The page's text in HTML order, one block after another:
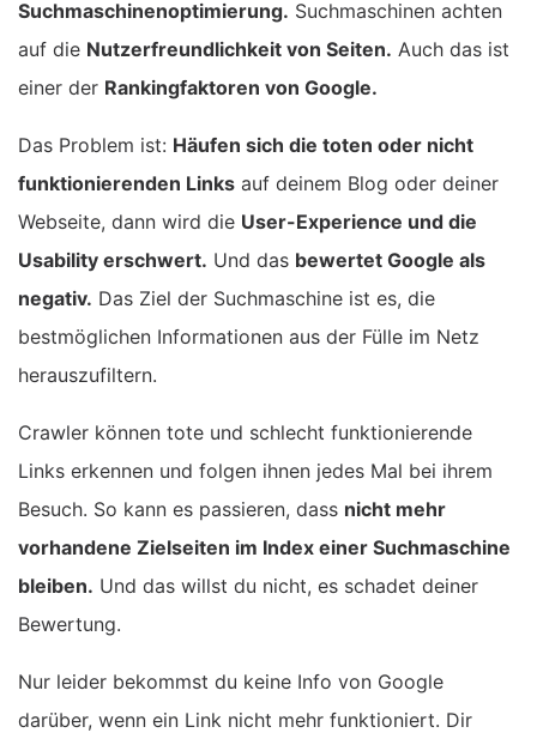
Suchmaschinenoptimierung. Suchmaschinen achten
auf die Nutzerfreundlichkeit von Seiten. Auch das ist
einer der Rankingfaktoren von Google.
Das Problem ist: Häufen sich die toten oder nicht
funktionierenden Links auf deinem Blog oder deiner
Webseite, dann wird die User-Experience und die
Usability erschwert. Und das bewertet Google als
negativ. Das Ziel der Suchmaschine ist es, die
bestmöglichen Informationen aus der Fülle im Netz
herauszufiltern.
Crawler können tote und schlecht funktionierende
Links erkennen und folgen ihnen jedes Mal bei ihrem
Besuch. So kann es passieren, dass nicht mehr
vorhandene Zielseiten im Index einer Suchmaschine
bleiben. Und das willst du nicht, es schadet deiner
Bewertung.
Nur leider bekommst du keine Info von Google
darüber, wenn ein Link nicht mehr funktioniert. Dir